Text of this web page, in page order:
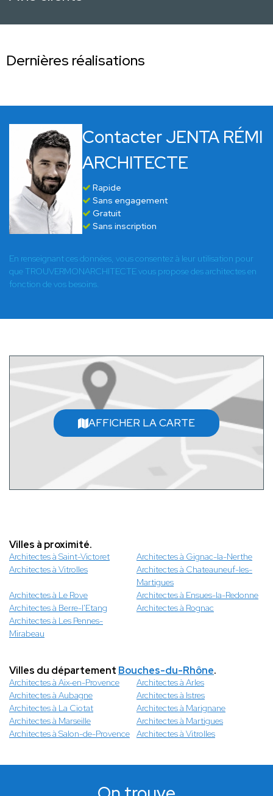
Dernières réalisations
Contacter JENTA RÉMI
ARCHITECTE
Rapide
Sans engagement
Gratuit
Sans inscription
En renseignant ces données, vous consentez à leur utilisation pour
que TROUVERMONARCHITECTE vous propose des architectes en
fonction de vos besoins.
AFFICHER LA CARTE
Villes à proximité.
Architectes à Saint-Victoret
Architectes à Gignac-la-Nerthe
Architectes à Vitrolles
Architectes à Chateauneuf-les-
Martigues
Architectes à Le Rove
Architectes à Ensues-la-Redonne
Architectes à Berre-l'Etang
Architectes à Rognac
Architectes à Les Pennes-
Mirabeau
Villes du département Bouches-du-Rhône.
Architectes à Aix-en-Provence
Architectes à Arles
Architectes à Aubagne
Architectes à Istres
Architectes à La Ciotat
Architectes à Marignane
Architectes à Marseille
Architectes à Martigues
Architectes à Salon-de-Provence
Architectes à Vitrolles